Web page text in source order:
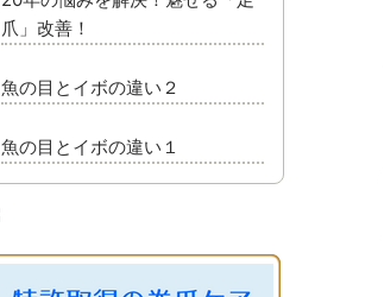
爪」改善！
魚の目とイボの違い２
魚の目とイボの違い１